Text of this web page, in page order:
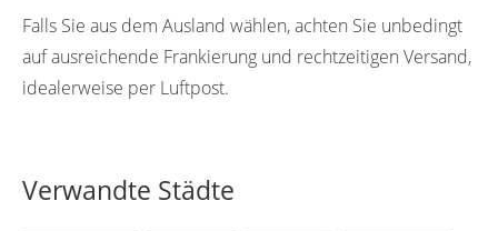
Falls Sie aus dem Ausland wählen, achten Sie unbedingt
auf ausreichende Frankierung und rechtzeitigen Versand,
idealerweise per Luftpost.
Verwandte Städte